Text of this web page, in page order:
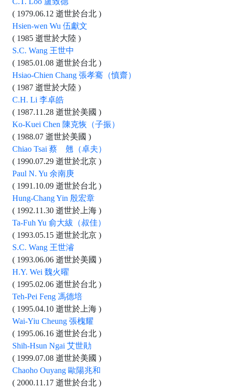
( 1979.06.12 逝世於台北 )
Hsien-wen Wu 伍獻文
( 1985 逝世於大陸 )
S.C. Wang 王世中
( 1985.01.08 逝世於台北 )
Hsiao-Chien Chang 張孝騫（慎齋）
( 1987 逝世於大陸 )
C.H. Li 李卓皓
( 1987.11.28 逝世於美國 )
Ko-Kuei Chen 陳克恢（子振）
( 1988.07 逝世於美國 )
Chiao Tsai 蔡 翹（卓夫）
( 1990.07.29 逝世於北京 )
Paul N. Yu 余南庚
( 1991.10.09 逝世於台北 )
Hung-Chang Yin 殷宏章
( 1992.11.30 逝世於上海 )
Ta-Fuh Yu 俞大紱（叔佳）
( 1993.05.15 逝世於北京 )
S.C. Wang 王世濬
( 1993.06.06 逝世於美國 )
H.Y. Wei 魏火曜
( 1995.02.06 逝世於台北 )
Teh-Pei Feng 馮德培
( 1995.04.10 逝世於上海 )
Wai-Yiu Cheung 張槐耀
( 1995.06.16 逝世於台北 )
Shih-Hsun Ngai 艾世勛
( 1999.07.08 逝世於美國 )
Chaoho Ouyang 歐陽兆和
( 2000.11.17 逝世於台北 )